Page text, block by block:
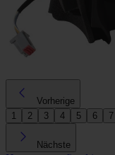
Vorherige
1
2 3 4 5 6 7
Nächste